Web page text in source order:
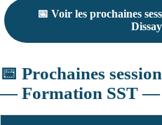
📅 Voir les prochaines
📅 Prochaines
— Formation SST —